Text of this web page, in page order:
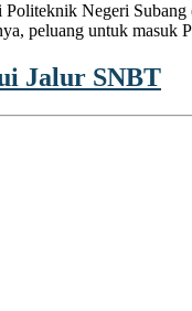
Negeri
peluang untuk masuk
Jalur SNBT